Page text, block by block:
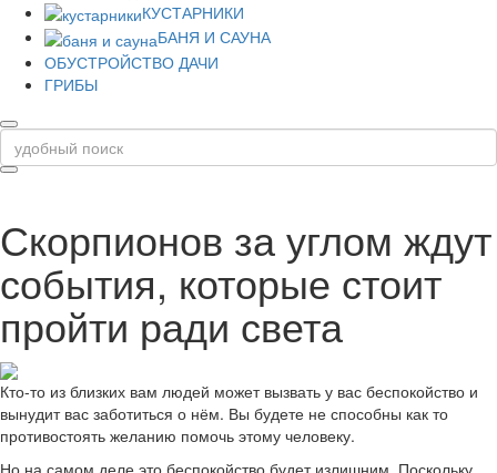
КУСТАРНИКИ
БАНЯ И САУНА
ОБУСТРОЙСТВО ДАЧИ
ГРИБЫ
Скорпионов за углом ждут
события, которые стоит
пройти ради света
Кто-то из близких вам людей может вызвать у вас беспокойство и
вынудит вас заботиться о нём. Вы будете не способны как то
противостоять желанию помочь этому человеку.
Но на самом деле это беспокойство будет излишним. Поскольку